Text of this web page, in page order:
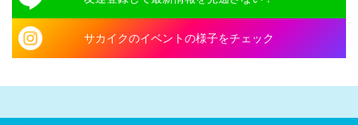
サカイクのイベントの様子をチェック